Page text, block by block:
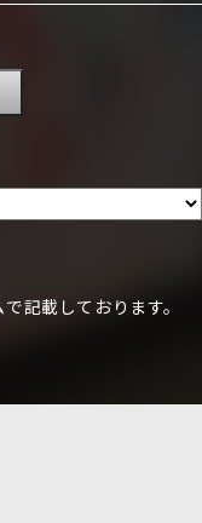
記載しております。